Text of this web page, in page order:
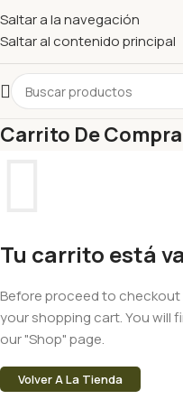
Saltar a la navegación
Saltar al contenido principal
Carrito De Compra
Tu carrito está
Before proceed to
your shopping cart. You will
our "Shop" page.
Volver A La Tienda